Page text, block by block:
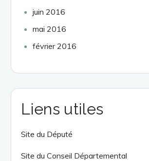
juin 2016
mai 2016
février 2016
Liens utiles
Site du Député
Site du Conseil Départemental